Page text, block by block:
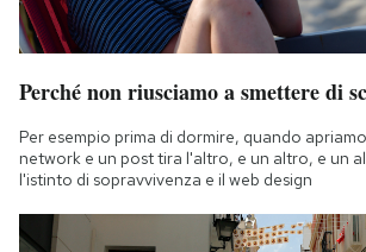
Perché non riusciamo a smettere di
Per esempio prima di dormire, quando
network e un post tira l'altro, e un altro, e un
l'istinto di sopravvivenza e il web design